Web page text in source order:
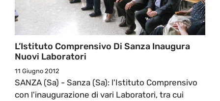
L’Istituto Comprensivo Di Sanza Inaugura
Nuovi Laboratori
11 Giugno 2012
SANZA (Sa) - Sanza (Sa): l'Istituto Comprensivo
con l'inaugurazione di vari Laboratori, tra cui